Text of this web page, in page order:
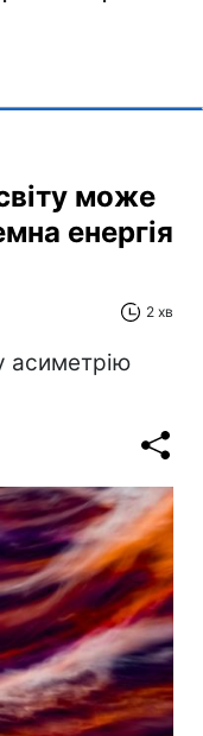
може
енергія
2 хв
асиметрію